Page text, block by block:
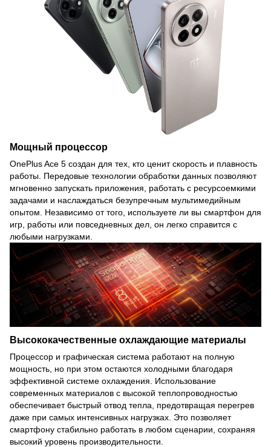
Мощный процессор
OnePlus Ace 5 создан для тех, кто ценит скорость и плавность
работы. Передовые технологии обработки данных позволяют
мгновенно запускать приложения, работать с ресурсоемкими
задачами и наслаждаться безупречным мультимедийным
опытом. Независимо от того, используете ли вы смартфон для
игр, работы или повседневных дел, он легко справится с
любыми нагрузками.
Высококачественные охлаждающие материалы
Процессор и графическая система работают на полную
мощность, но при этом остаются холодными благодаря
эффективной системе охлаждения. Использование
современных материалов с высокой теплопроводностью
обеспечивает быстрый отвод тепла, предотвращая перегрев
даже при самых интенсивных нагрузках. Это позволяет
смартфону стабильно работать в любом сценарии, сохраняя
высокий уровень производительности.